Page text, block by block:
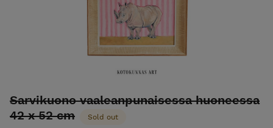
Sarvikuono vaaleanpunaisessa huoneessa
42 x 52 cm
Sold out